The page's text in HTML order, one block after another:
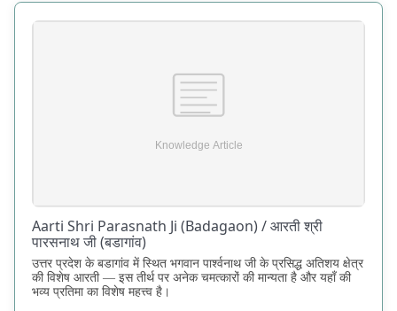
Aarti Shri Parasnath Ji (Badagaon) / आरती श्री
पारसनाथ जी (बडागांव)
उत्तर प्रदेश के बडागांव में स्थित भगवान पार्श्वनाथ जी के प्रसिद्ध अतिशय क्षेत्र
की विशेष आरती — इस तीर्थ पर अनेक चमत्कारों की मान्यता है और यहाँ की
भव्य प्रतिमा का विशेष महत्त्व है।